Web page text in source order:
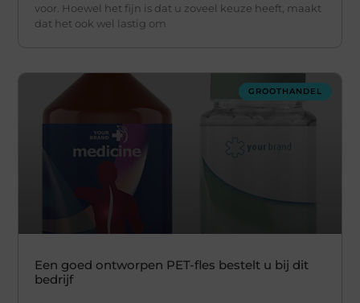
voor. Hoewel het fijn is dat u zoveel keuze heeft, maakt
dat het ook wel lastig om
GROOTHANDEL
Een goed ontworpen PET-fles bestelt u bij dit
bedrijf